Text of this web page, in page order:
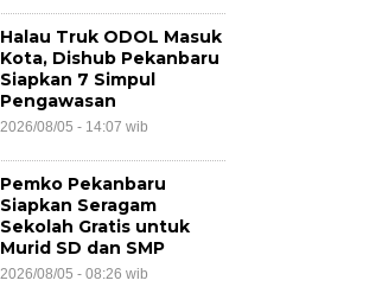
Halau Truk ODOL Masuk
Kota, Dishub Pekanbaru
Siapkan 7 Simpul
Pengawasan
2026/08/05 - 14:07 wib
Pemko Pekanbaru
Siapkan Seragam
Sekolah Gratis untuk
Murid SD dan SMP
2026/08/05 - 08:26 wib